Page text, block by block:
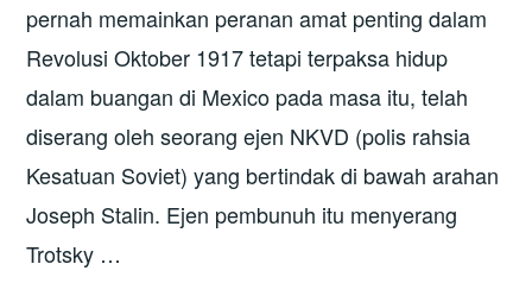
pernah memainkan peranan amat penting dalam
Revolusi Oktober 1917 tetapi terpaksa hidup
dalam buangan di Mexico pada masa itu, telah
diserang oleh seorang ejen NKVD (polis rahsia
Kesatuan Soviet) yang bertindak di bawah arahan
Joseph Stalin. Ejen pembunuh itu menyerang
Trotsky …